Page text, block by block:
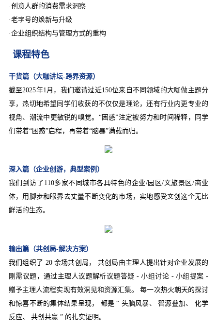
·创意人群的消费需求洞察
·老字号的焕新与升级
·企业组织结构与管理方式的重构
课程特色
干货篇（大咖讲坛-跨界资源）
截至2025年1月，我们邀请过近150位来自不同领域的大咖做主题分
享，热切地希望同学们收获的不仅仅是理论，还有行业内更专业的
视角、潮流中更敏锐的嗅觉。“困惑”注定被努力和时间稀释，同学
们带着“困惑”启程，再带着“脑暴”满载而归。
深入篇（企业创游，典型案例）
我们到访了110多家不同城市各具特色的企业/园区/文旅景区/商业
体，用脚步和眼界去丈量不断变化的市场，实地感受文创这个无比
鲜活的生态。
输出篇（共创局-解决方案）
我们组织了 20 余场共创局， 共创局由主理人提出针对企业发展的
刚需议题，通过主理人议题解析议题答疑 - 小组讨论 - 小组提案 -
赠予主理人流程实现有效洞见和资源汇集。 每一次热火朝天的探讨
和惊喜不断的集体结果呈现， 都是 “ 头脑风暴、 智源叠加、 化学
反应、 共创共赢 ” 的扎实证明。